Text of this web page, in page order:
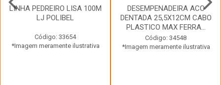
LINHA PEDREIRO LISA 100M
LJ POLIBEL
Código: 33654
*Imagem meramente ilustrativa
DESEMPENADEIRA ACO
DENTADA 25,5X12CM CABO
PLASTICO MAX FERRA...
Código: 34548
*Imagem meramente ilustrativa